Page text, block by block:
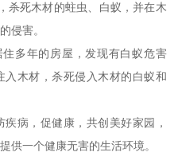
杀死木材的蛀虫、白蚁，并在木
侵害。
多年的房屋，发现有白蚁危害
木材，杀死侵入木材的白蚁和
病，促健康，共创美好家园，
供一个健康无害的生活环境。